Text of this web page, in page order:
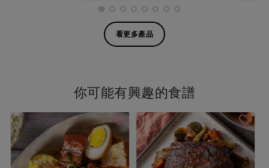
看更多產品
你可能有興趣的食譜